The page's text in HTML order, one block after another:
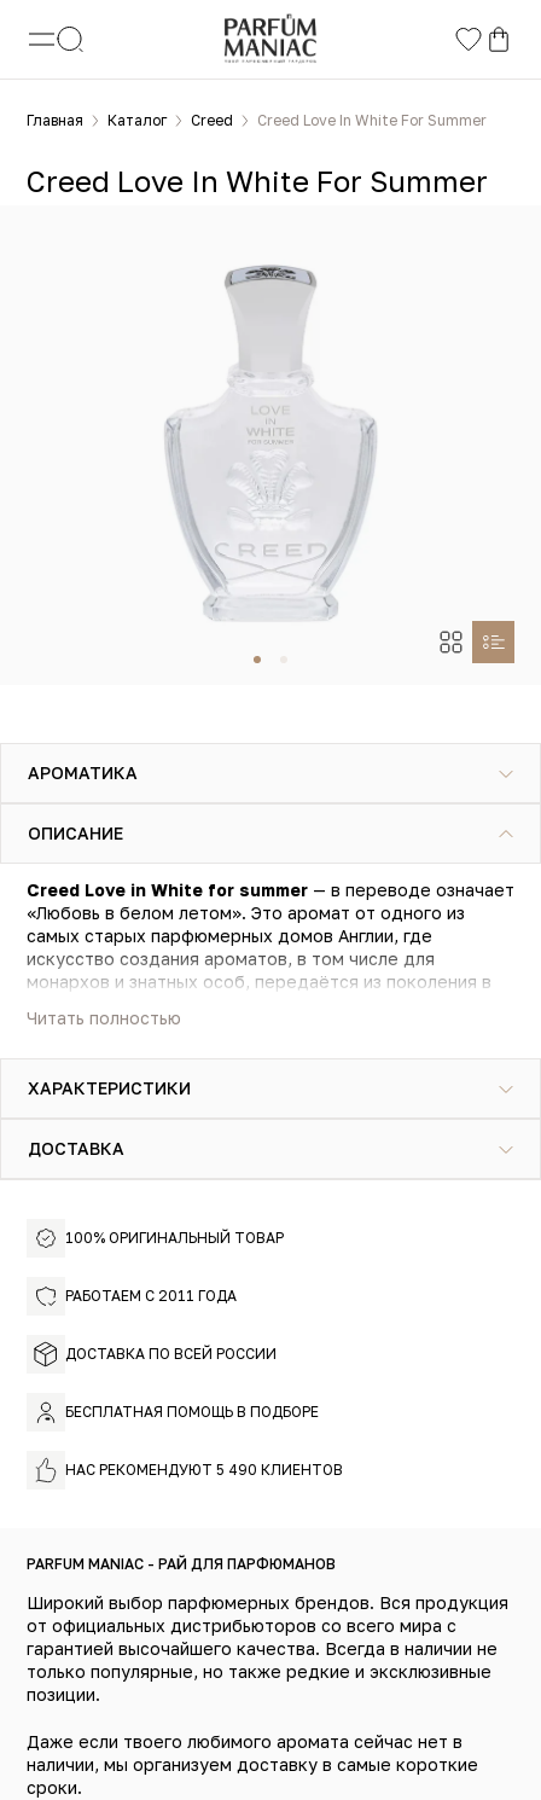
Главная Каталог Creed Creed Love In White For Summer
100% ОРИГИНАЛЬНЫЙ ТОВАР
РАБОТАЕМ С 2011 ГОДА
ДОСТАВКА ПО ВСЕЙ РОССИИ
БЕСПЛАТНАЯ ПОМОЩЬ В ПОДБОРЕ
НАС РЕКОМЕНДУЮТ 5 490 КЛИЕНТОВ
PARFUM MANIAC - РАЙ ДЛЯ ПАРФЮМАНОВ
Широкий выбор парфюмерных брендов. Вся продукция
от официальных дистрибьюторов со всего мира с
гарантией высочайшего качества. Всегда в наличии не
только популярные, но также редкие и эксклюзивные
позиции.
Даже если твоего любимого аромата сейчас нет в
наличии, мы организуем доставку в самые короткие
сроки.
Creed Love In White For Summer
АРОМАТИКА
ОПИСАНИЕ
Creed Love in White for summer — в переводе означает
«Любовь в белом летом». Это аромат от одного из
самых старых парфюмерных домов Англии, где
искусство создания ароматов, в том числе для
монархов и знатных особ, передаётся из поколения в
отдых на французской Ривьере, когда в лёгких светлых
роскошном ухоженном саду.
растворяется в большом цветочном букете из
ириса и пьянящего терпкого жасмина.
Creed Love in White for summer — женский аромат для
путешествиях, а дома — напоминать о тех местах, где
вы побывали, и тех эмоциях, которые вы испытали.
Читать полностью
ХАРАКТЕРИСТИКИ
ДОСТАВКА